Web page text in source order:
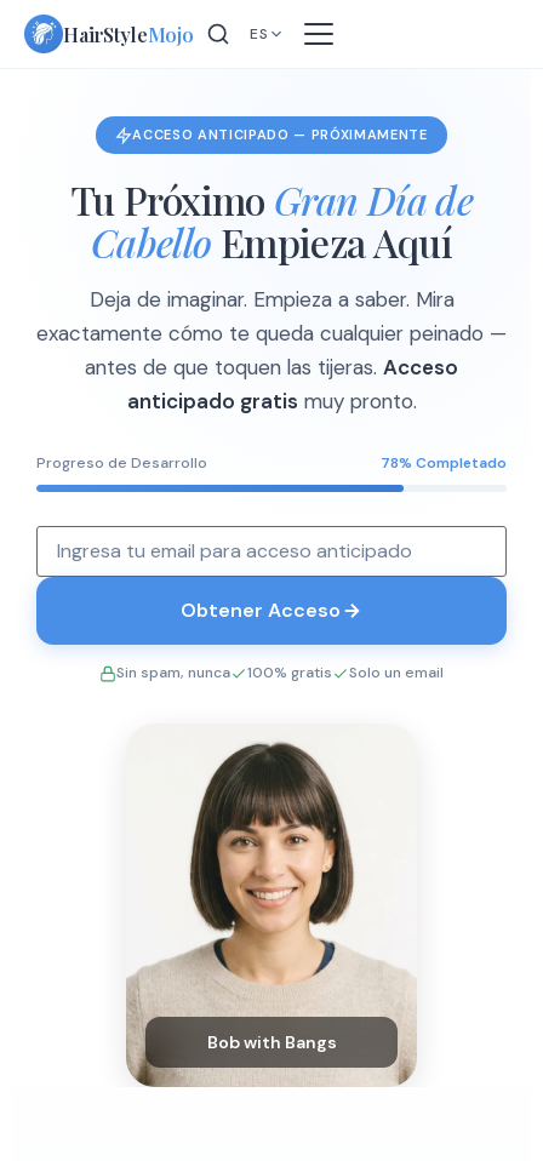
Skip
HairStyleMojo ES
ACCESO ANTICIPADO — PRÓXIMAMENTE
Tu Próximo Gran Día de
Cabello Empieza Aquí
Deja de imaginar. Empieza a saber. Mira
exactamente cómo te queda cualquier peinado —
antes de que toquen las tijeras. Acceso
anticipado gratis muy pronto.
Progreso de Desarrollo 78% Completado
Obtener Acceso
Sin spam, nunca 100% gratis Solo un email
Bob with Bangs